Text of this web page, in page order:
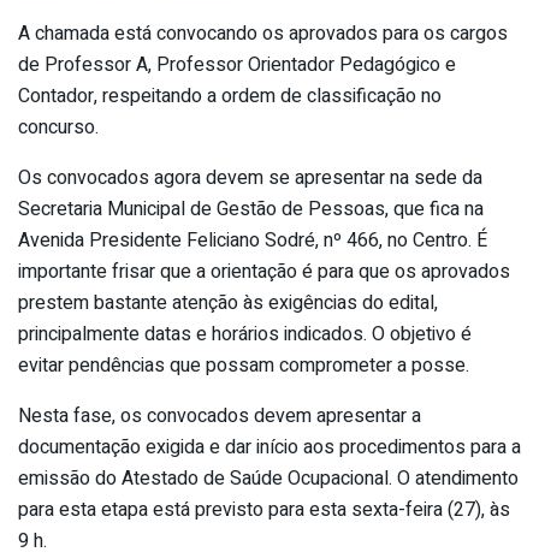
A chamada está convocando os aprovados para os cargos
de Professor A, Professor Orientador Pedagógico e
Contador, respeitando a ordem de classificação no
concurso.
Os convocados agora devem se apresentar na sede da
Secretaria Municipal de Gestão de Pessoas, que fica na
Avenida Presidente Feliciano Sodré, nº 466, no Centro. É
importante frisar que a orientação é para que os aprovados
prestem bastante atenção às exigências do edital,
principalmente datas e horários indicados. O objetivo é
evitar pendências que possam comprometer a posse.
Nesta fase, os convocados devem apresentar a
documentação exigida e dar início aos procedimentos para a
emissão do Atestado de Saúde Ocupacional. O atendimento
para esta etapa está previsto para esta sexta-feira (27), às
9 h.